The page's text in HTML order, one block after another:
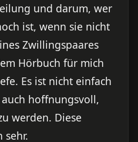
und darum, wer
ist, wenn sie nicht
Zwillingspaares
Hörbuch für mich
Es ist nicht einfach
hoffnungsvoll,
werden. Diese
sehr.